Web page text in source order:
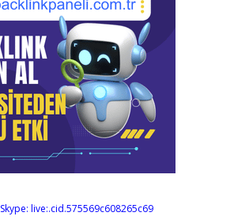
Skype: live:.cid.575569c608265c69